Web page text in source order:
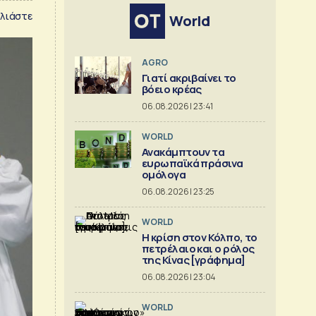
World
AGRO
Γιατί ακριβαίνει το
βόειο κρέας
06.08.2026 | 23:41
WORLD
Ανακάμπτουν τα
ευρωπαϊκά πράσινα
ομόλογα
06.08.2026 | 23:25
WORLD
Η κρίση στoν Κόλπο, το
πετρέλαιο και ο ρόλος
της Κίνας [γράφημα]
06.08.2026 | 23:04
WORLD